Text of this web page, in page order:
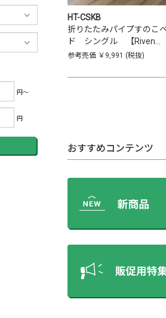
円～
円
HT-CSKB
折りたたみパイプすのこ
ド シングル 【Riven…
参考売価 ￥9,991 (税抜)
おすすめコンテンツ